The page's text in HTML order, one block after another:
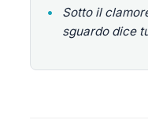
•
Sotto il
sguardo dice